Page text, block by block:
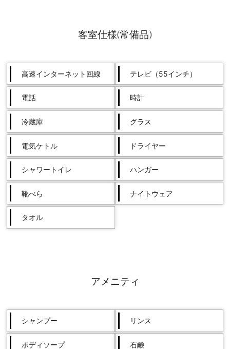
客室仕様(常備品)
高速インターネット回線 テレビ（55インチ）
電話 時計
冷蔵庫 グラス
電気ケトル ドライヤー
シャワートイレ ハンガー
靴べら ナイトウェア
タオル
アメニティ
シャンプー リンス
ボディソープ 石鹸